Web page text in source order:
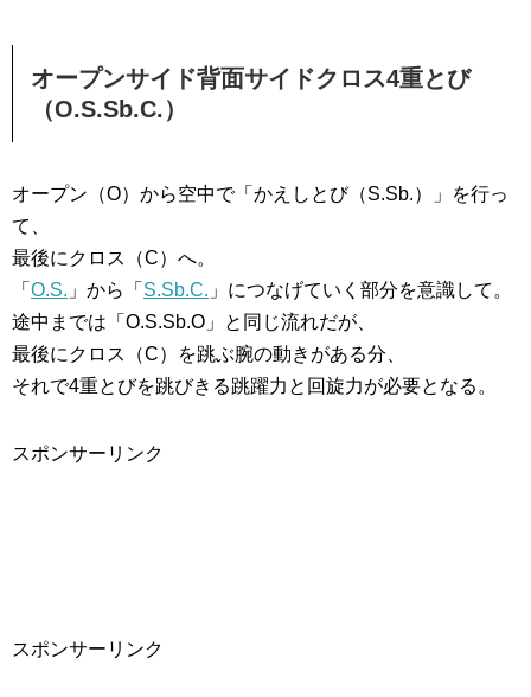
オープンサイド背面サイドクロス4重とび
（O.S.Sb.C.）
オープン（O）から空中で「かえしとび（S.Sb.）」を行っ
て、
最後にクロス（C）へ。
「 O.S. 」から「 S.Sb.C. 」につなげていく部分を意識して。
途中までは「O.S.Sb.O」と同じ流れだが、
最後にクロス（C）を跳ぶ腕の動きがある分、
それで4重とびを跳びきる跳躍力と回旋力が必要となる。
スポンサーリンク
スポンサーリンク